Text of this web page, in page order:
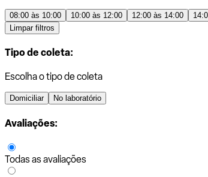
08:00 às 10:00 10:00 às 12:00 12:00 às 14:00
Limpar filtros
Tipo de coleta:
Escolha o tipo de coleta
Domiciliar No laboratório
Avaliações:
Todas as avaliações